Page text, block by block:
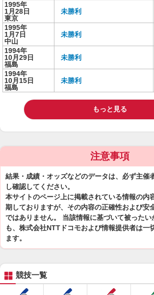
1995年
1月28日
東京
未勝利
1995年
1月7日
中山
未勝利
1994年
10月29日
福島
未勝利
1994年
10月15日
福島
未勝利
もっと見る
注意事項
結果・成績・オッズなどのデータは、必ず主催
し確認してください。
本サイトのページ上に掲載されている情報の内
期しておりますが、その内容の正確性および安
ではありません。 当該情報に基づいて被ったい
も、株式会社NTTドコモおよび情報提供者は一
ます。
競技一覧